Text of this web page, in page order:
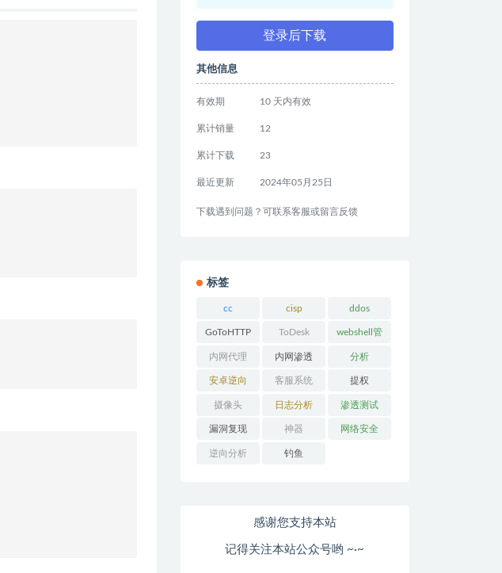
登录后下载
其他信息
有效期 10 天内有效
累计销量 12
累计下载 23
最近更新 2024年05月25日
下载遇到问题？可联系客服或留言反馈
标签
cc cisp ddos
GoToHTTP ToDesk webshell管
理工具
内网代理 内网渗透 分析
安卓逆向 客服系统 提权
摄像头 日志分析 渗透测试
漏洞复现 神器 网络安全
逆向分析 钓鱼
感谢您支持本站
记得关注本站公众号哟 ~·~